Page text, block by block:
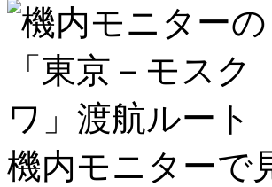
機内モニターで